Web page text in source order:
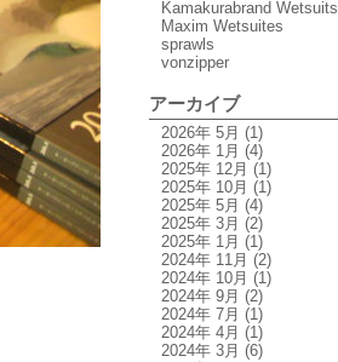
Kamakurabrand Wetsuits
Maxim Wetsuites
sprawls
vonzipper
アーカイブ
2026年 5月 (1)
2026年 1月 (4)
2025年 12月 (1)
2025年 10月 (1)
2025年 5月 (4)
2025年 3月 (2)
2025年 1月 (1)
2024年 11月 (2)
2024年 10月 (1)
2024年 9月 (2)
2024年 7月 (1)
2024年 4月 (1)
2024年 3月 (6)